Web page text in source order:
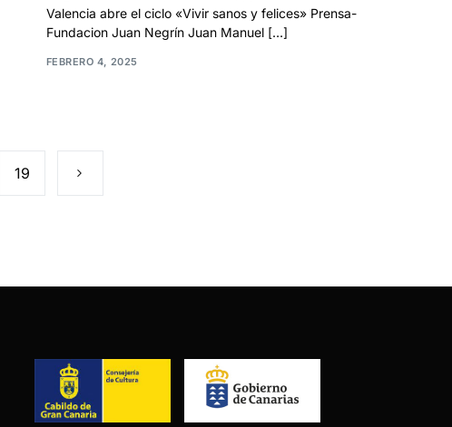
Valencia abre el ciclo «Vivir sanos y felices» Prensa-
Fundacion Juan Negrín Juan Manuel […]
FEBRERO 4, 2025
19